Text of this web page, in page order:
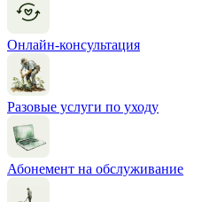
Онлайн-консультация
Разовые услуги по уходу
Абонемент на обслуживание